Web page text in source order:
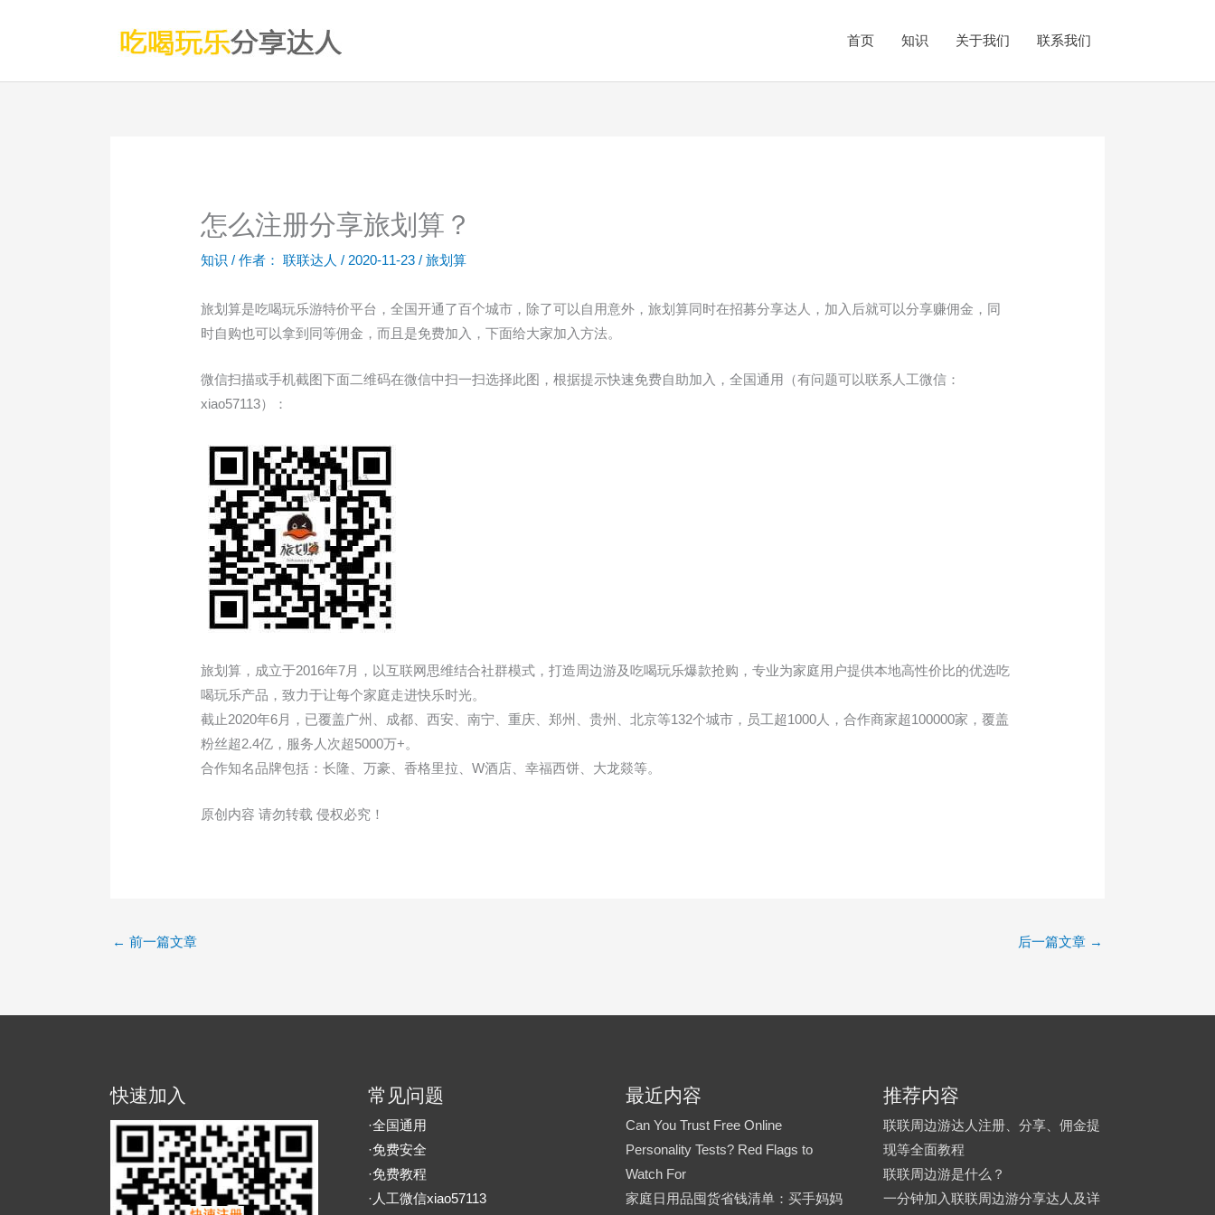
容
首页 知识 关于我们 联系我们
怎么注册分享旅划算？
知识 / 作者： 联联达人/ 2020-11-23/旅划算
旅划算是吃喝玩乐游特价平台，全国开通了百个城市，除了可以自用意外，旅划算同时在招募分享达人，加入后就可以分享赚佣金，同
时自购也可以拿到同等佣金，而且是免费加入，下面给大家加入方法。
微信扫描或手机截图下面二维码在微信中扫一扫选择此图，根据提示快速免费自助加入，全国通用（有问题可以联系人工微信：
xiao57113）：
旅划算，成立于2016年7月，以互联网思维结合社群模式，打造周边游及吃喝玩乐爆款抢购，专业为家庭用户提供本地高性价比的优选吃
喝玩乐产品，致力于让每个家庭走进快乐时光。
截止2020年6月，已覆盖广州、成都、西安、南宁、重庆、郑州、贵州、北京等132个城市，员工超1000人，合作商家超100000家，覆盖
粉丝超2.4亿，服务人次超5000万+。
合作知名品牌包括：长隆、万豪、香格里拉、W酒店、幸福西饼、大龙燚等。
原创内容 请勿转载 侵权必究！
← 前一篇文章 后一篇文章 →
快速加入 常见问题
·全国通用
·免费安全
·免费教程
·人工微信xiao57113
最近内容
Can You Trust Free Online
Personality Tests? Red Flags to
Watch For
家庭日用品囤货省钱清单：买手妈妈
推荐内容
联联周边游达人注册、分享、佣金提
现等全面教程
联联周边游是什么？
一分钟加入联联周边游分享达人及详